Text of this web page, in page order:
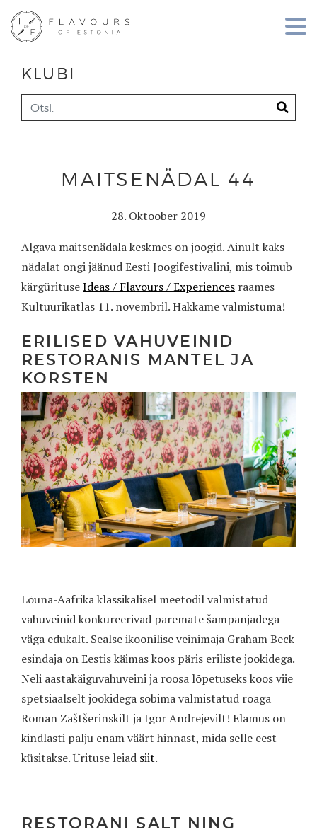
KLUBI
MAITSENÄDAL 44
28. Oktoober 2019
Algava maitsenädala keskmes on joogid. Ainult kaks
nädalat ongi jäänud Eesti Joogifestivalini, mis toimub
kärgürituseIdeas / Flavours / Experiences raames
Kultuurikatlas 11. novembril. Hakkame valmistuma!
ERILISED VAHUVEINID
RESTORANIS MANTEL JA
KORSTEN
Lõuna-Aafrika klassikalisel meetodil valmistatud
vahuveinid konkureerivad paremate šampanjadega
väga edukalt. Sealse ikoonilise veinimaja Graham Beck
esindaja on Eestis käimas koos päris eriliste jookidega.
Neli aastakäiguvahuveini ja roosa lõpetuseks koos viie
spetsiaalselt jookidega sobima valmistatud roaga
Roman Zaštšerinskilt ja Igor Andrejevilt! Elamus on
kindlasti palju enam väärt hinnast, mida selle eest
küsitakse. Ürituse leiad siit.
RESTORANI SALT NING